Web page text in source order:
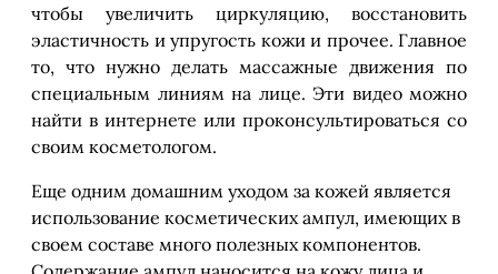
чтобы увеличить циркуляцию, восстановить
эластичность и упругость кожи и прочее. Главное
то, что нужно делать массажные движения по
специальным линиям на лице. Эти видео можно
найти в интернете или проконсультироваться со
своим косметологом.
Еще одним домашним уходом за кожей является
использование косметических ампул, имеющих в
своем составе много полезных компонентов.